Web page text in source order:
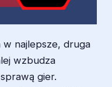
w najlepsze, druga
wzbudza
gier.